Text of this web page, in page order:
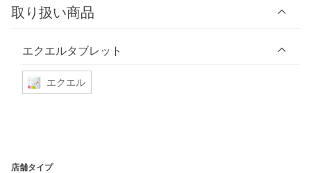
取り扱い商品
エクエルタブレット
エクエル
店舗タイプ